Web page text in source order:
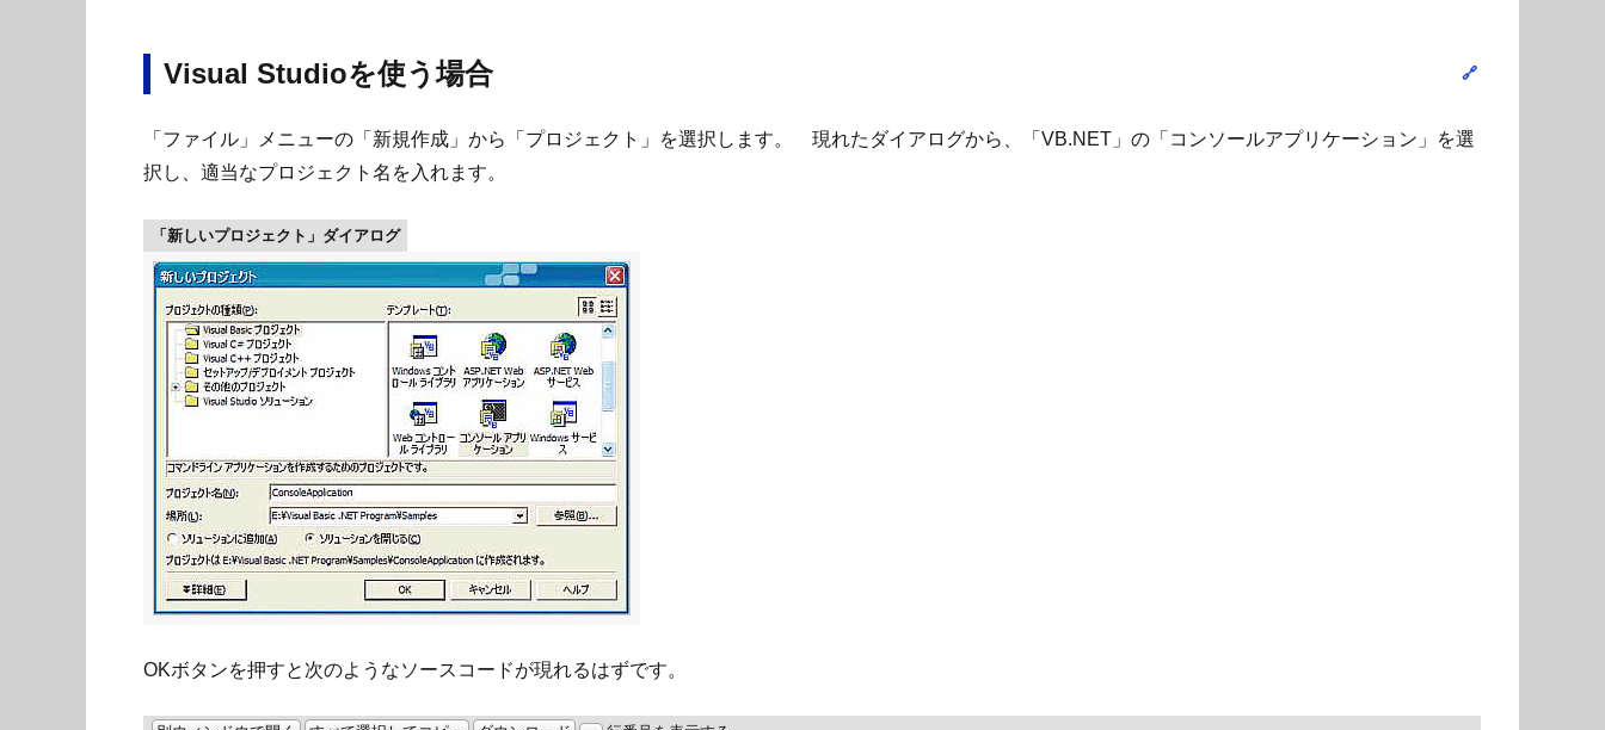
Visual Studioを使う場合
「ファイル」メニューの「新規作成」から「プロジェクト」を選択します。 現れたダイアログから、「VB.NET」の「コンソールアプリケーション」を選
択し、適当なプロジェクト名を入れます。
「新しいプロジェクト」ダイアログ
OKボタンを押すと次のようなソースコードが現れるはずです。